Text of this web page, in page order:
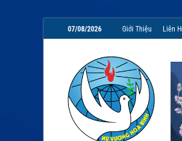
07/08/2026 Giới Thiệu Liên